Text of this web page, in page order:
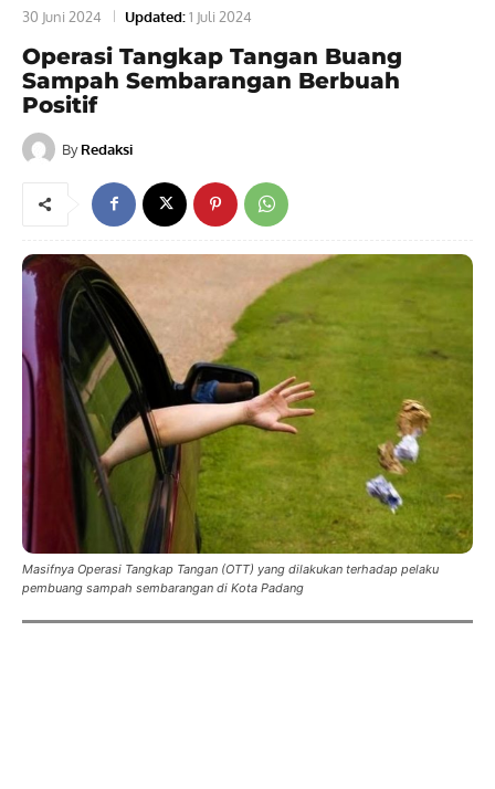
30 Juni 2024 Updated:1 Juli 2024
Operasi Tangkap Tangan Buang
Sampah Sembarangan Berbuah
Positif
By Redaksi
Masifnya Operasi Tangkap Tangan (OTT) yang dilakukan terhadap pelaku
pembuang sampah sembarangan di Kota Padang